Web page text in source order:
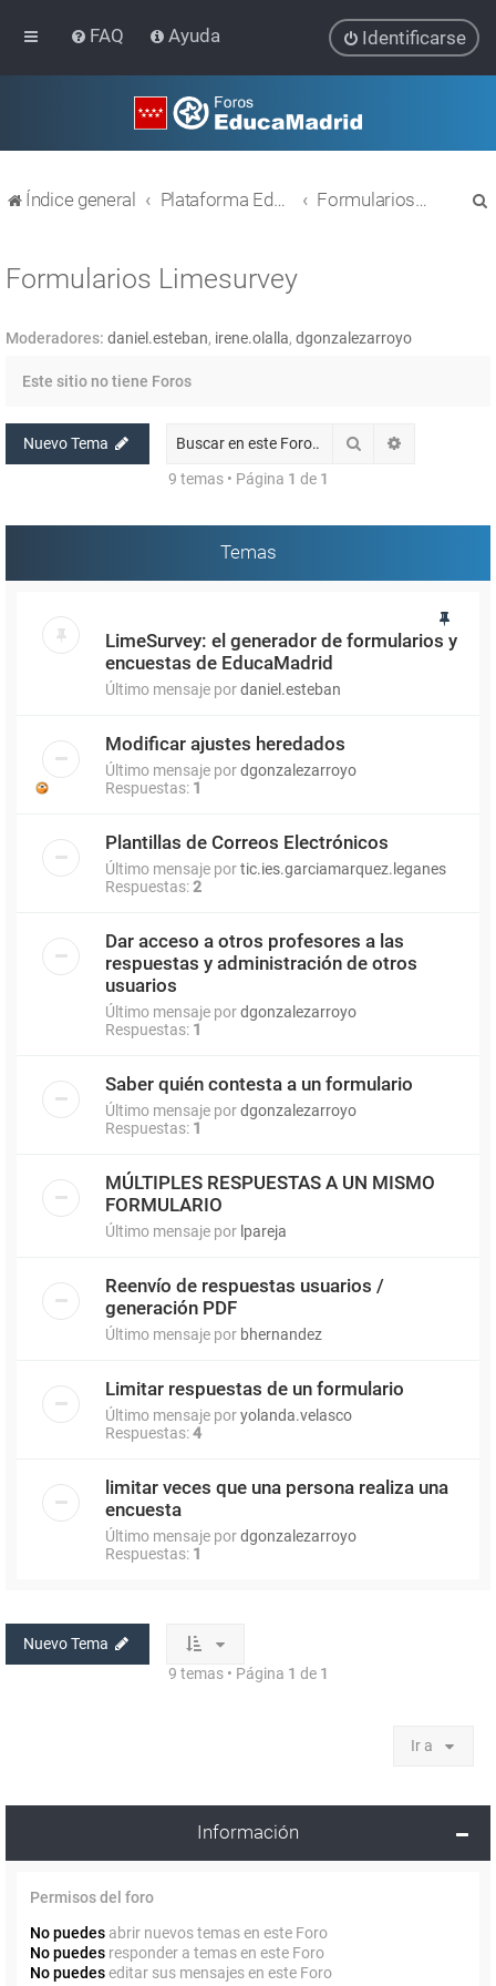
FAQ Ayuda Identificarse
Índice general Plataforma Educativa EducaMadrid Formularios Limesurvey
Formularios Limesurvey
Moderadores: daniel.esteban, irene.olalla, dgonzalezarroyo
Este sitio no tiene Foros
Nuevo Tema Buscar
9 temas • Página 1 de 1
Temas
LimeSurvey: el generador de formularios y
encuestas de EducaMadrid
Último mensaje pordaniel.esteban
Modificar ajustes heredados
Último mensaje pordgonzalezarroyo
Respuestas: 1
Plantillas de Correos Electrónicos
Último mensaje portic.ies.garciamarquez.leganes
Respuestas:2
Dar acceso a otros profesores a las
respuestas y administración de otros
usuarios
Último mensaje pordgonzalezarroyo
Respuestas: 1
Saber quién contesta a un formulario
Último mensaje pordgonzalezarroyo
Respuestas: 1
MÚLTIPLES RESPUESTAS A UN MISMO
FORMULARIO
Último mensaje por lpareja
Reenvío de respuestas usuarios /
generación PDF
Último mensaje por bhernandez
Limitar respuestas de un formulario
Último mensaje poryolanda.velasco
Respuestas:4
limitar veces que una persona realiza una
encuesta
Último mensaje pordgonzalezarroyo
Respuestas: 1
Nuevo Tema
9 temas • Página 1 de 1
Ir a
Información
Permisos del foro
No puedes abrir nuevos temas en este Foro
No puedes responder a temas en este Foro
No puedeseditar sus mensajes en este Foro